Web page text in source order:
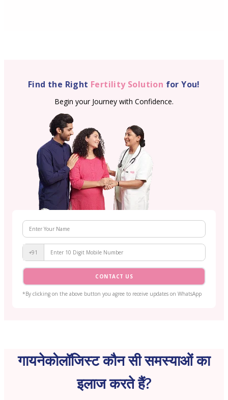
Find the Right Fertility Solution for You!
Begin your Journey with Confidence.
+91
CONTACT US
*By clicking on the above button you agree to receive updates on WhatsApp
गायनेकोलॉजिस्ट कौन सी समस्याओं का
इलाज करते हैं?